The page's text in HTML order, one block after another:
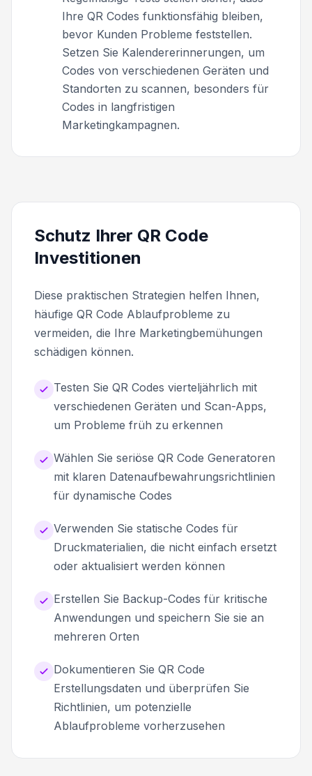
Ihre QR Codes funktionsfähig bleiben,
bevor Kunden Probleme feststellen.
Setzen Sie Kalendererinnerungen, um
Codes von verschiedenen Geräten und
Standorten zu scannen, besonders für
Codes in langfristigen
Marketingkampagnen.
Schutz Ihrer QR Code
Investitionen
Diese praktischen Strategien helfen Ihnen,
häufige QR Code Ablaufprobleme zu
vermeiden, die Ihre Marketingbemühungen
schädigen können.
Testen Sie QR Codes vierteljährlich mit
verschiedenen Geräten und Scan-Apps,
um Probleme früh zu erkennen
Wählen Sie seriöse QR Code Generatoren
mit klaren Datenaufbewahrungsrichtlinien
für dynamische Codes
Verwenden Sie statische Codes für
Druckmaterialien, die nicht einfach ersetzt
oder aktualisiert werden können
Erstellen Sie Backup-Codes für kritische
Anwendungen und speichern Sie sie an
mehreren Orten
Dokumentieren Sie QR Code
Erstellungsdaten und überprüfen Sie
Richtlinien, um potenzielle
Ablaufprobleme vorherzusehen